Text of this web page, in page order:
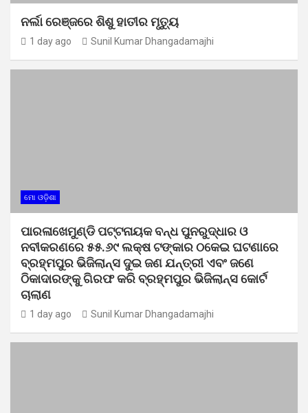
ନର୍ଲା ରେଞ୍ଜରେ ଶିଶୁ ହାତୀର ମୃତ୍ୟୁ
1 day ago Sunil Kumar Dhangadamajhi
ମୋ ଓଡ଼ିଶା
ପାରଳାଖେମୁଣ୍ଡି ପଟ୍ଟନାୟକ ବନ୍ଧ ପୁନରୁଦ୍ଧାର ଓ
ନବୀକରଣରେ ୫୫.୬୯ ଲକ୍ଷ ଟଙ୍କାର ଠକେଇ ଘଟଣାରେ
ବ୍ରହ୍ମପୁର ଭିଜିଲାନ୍ସ ଦୁଇ ଜଣ ଯନ୍ତ୍ରୀ ଏବଂ ଜଣେ
ଠିକାଦାରଙ୍କୁ ଗିରଫ କରି ବ୍ରହ୍ମପୁର ଭିଜିଲାନ୍ସ କୋର୍ଟ
ଚାଲାଣ
1 day ago Sunil Kumar Dhangadamajhi